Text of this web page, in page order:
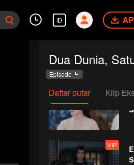
ID
Dua Dunia,
Episode
Daftar putar Klip
VIP
VIP